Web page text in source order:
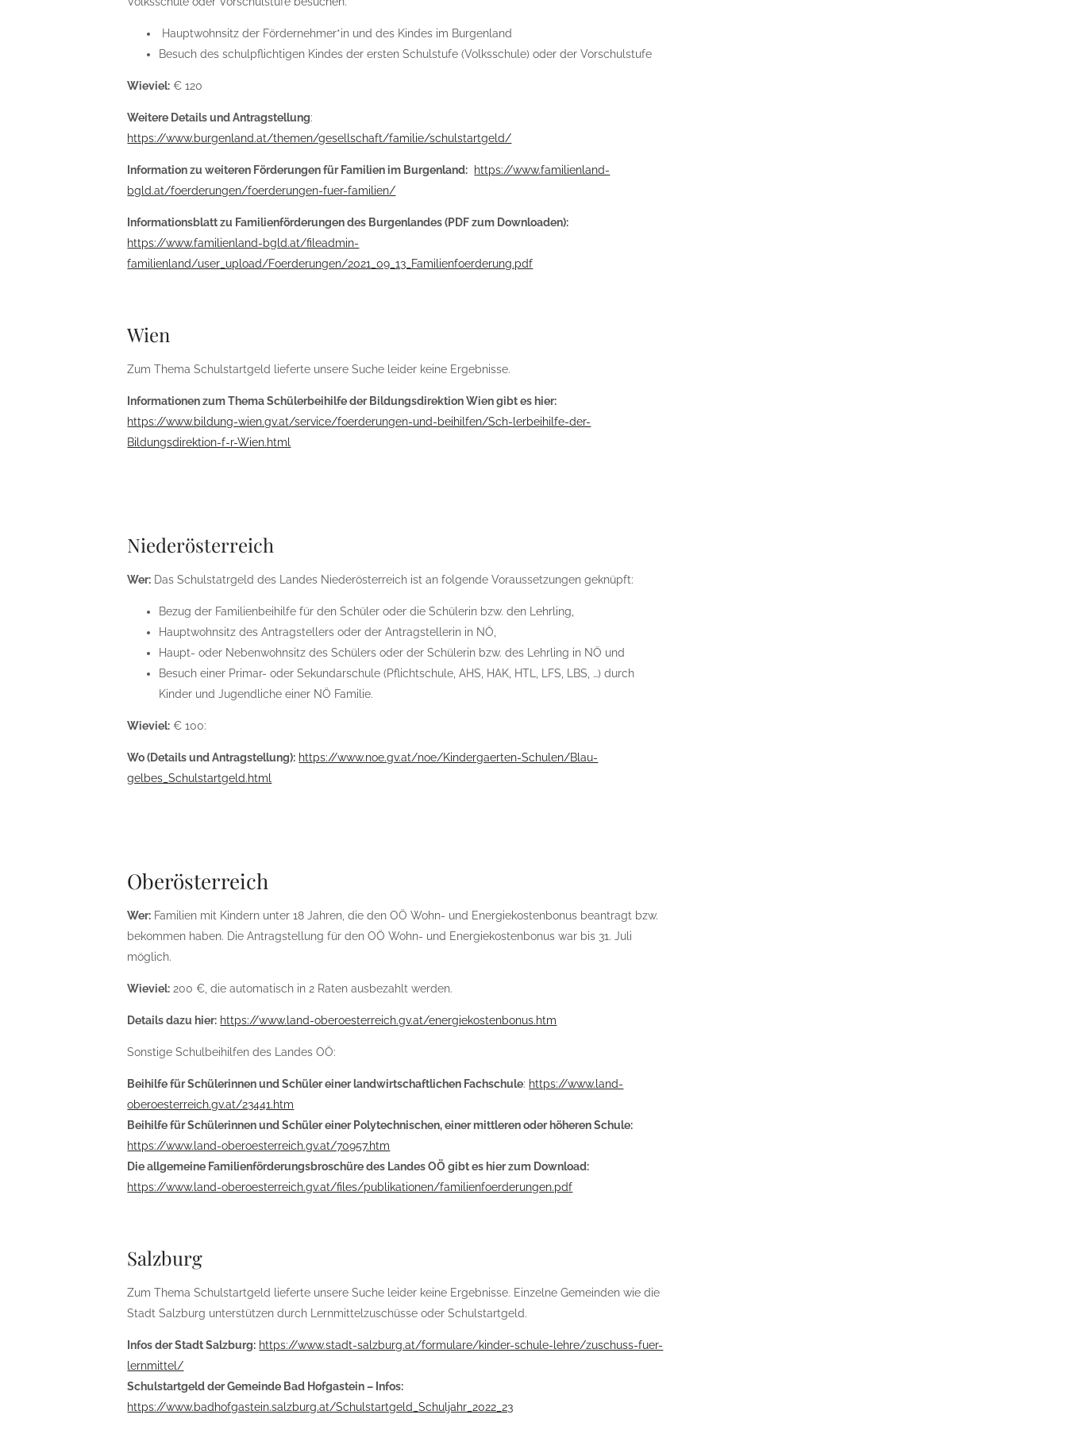
Hauptwohnsitz der Fördernehmer*in und des Kindes im Burgenland
Besuch des schulpflichtigen Kindes der ersten Schulstufe (Volksschule) oder der Vorschulstufe
Wieviel: € 120
Weitere Details und Antragstellung:
https://www.burgenland.at/themen/gesellschaft/familie/schulstartgeld/
Information zu weiteren Förderungen für Familien im Burgenland:
https://www.familienland-
bgld.at/foerderungen/foerderungen-fuer-familien/
Informationsblatt zu Familienförderungen des Burgenlandes (PDF zum Downloaden):
https://www.familienland-bgld.at/fileadmin-
familienland/user_upload/Foerderungen/2021_09_13_Familienfoerderung.pdf
Wien
Zum Thema Schulstartgeld lieferte unsere Suche leider keine Ergebnisse.
Informationen zum Thema Schülerbeihilfe der Bildungsdirektion Wien gibt es hier:
https://www.bildung-wien.gv.at/service/foerderungen-und-beihilfen/Sch-lerbeihilfe-der-
Bildungsdirektion-f-r-Wien.html
Niederösterreich
Wer: Das Schulstatrgeld des Landes Niederösterreich ist an folgende Voraussetzungen geknüpft:
Bezug der Familienbeihilfe für den Schüler oder die Schülerin bzw. den Lehrling,
Hauptwohnsitz des Antragstellers oder der Antragstellerin in NÖ,
Haupt- oder Nebenwohnsitz des Schülers oder der Schülerin bzw. des Lehrling in NÖ und
Besuch einer Primar- oder Sekundarschule (Pflichtschule, AHS, HAK, HTL, LFS, LBS, …) durch
Kinder und Jugendliche einer NÖ Familie.
Wieviel: € 100:
Wo (Details und Antragstellung): https://www.noe.gv.at/noe/Kindergaerten-Schulen/Blau-
gelbes_Schulstartgeld.html
Oberösterreich
Wer: Familien mit Kindern unter 18 Jahren, die den OÖ Wohn- und Energiekostenbonus beantragt bzw.
bekommen haben. Die Antragstellung für den OÖ Wohn- und Energiekostenbonus war bis 31. Juli
möglich.
Wieviel: 200 €, die automatisch in 2 Raten ausbezahlt werden.
Details dazu hier: https://www.land-oberoesterreich.gv.at/energiekostenbonus.htm
Sonstige Schulbeihilfen des Landes OÖ:
Beihilfe für Schülerinnen und Schüler einer landwirtschaftlichen Fachschule: https://www.land-
oberoesterreich.gv.at/23441.htm
Beihilfe für Schülerinnen und Schüler einer Polytechnischen, einer mittleren oder höheren Schule:
https://www.land-oberoesterreich.gv.at/70957.htm
Die allgemeine Familienförderungsbroschüre des Landes OÖ gibt es hier zum Download:
https://www.land-oberoesterreich.gv.at/files/publikationen/familienfoerderungen.pdf
Salzburg
Zum Thema Schulstartgeld lieferte unsere Suche leider keine Ergebnisse. Einzelne Gemeinden wie die
Stadt Salzburg unterstützen durch Lernmittelzuschüsse oder Schulstartgeld.
Infos der Stadt Salzburg: https://www.stadt-salzburg.at/formulare/kinder-schule-lehre/zuschuss-fuer-
lernmittel/
Schulstartgeld der Gemeinde Bad Hofgastein – Infos:
https://www.badhofgastein.salzburg.at/Schulstartgeld_Schuljahr_2022_23